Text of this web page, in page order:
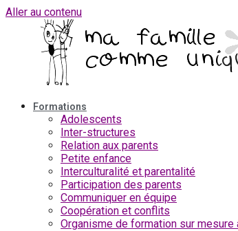
Aller au contenu
Formations
Adolescents
Inter-structures
Relation aux parents
Petite enfance
Interculturalité et parentalité
Participation des parents
Communiquer en équipe
Coopération et conflits
Organisme de formation sur mesure